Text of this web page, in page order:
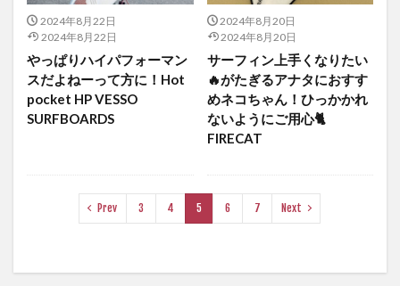
2024年8月22日
2024年8月22日
やっぱりハイパフォーマン
スだよねーって方に！Hot
pocket HP VESSO
SURFBOARDS
2024年8月20日
2024年8月20日
サーフィン上手くなりたい
🔥がたぎるアナタにおすす
めネコちゃん！ひっかかれ
ないようにご用心🐈
FIRECAT
Prev 3 4 5 6 7 Next